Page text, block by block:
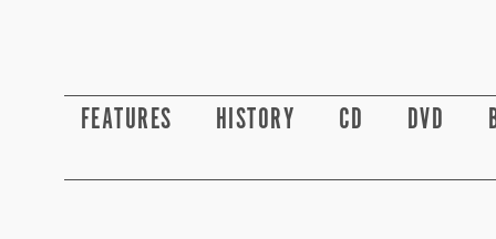
FEATURES HISTORY CD DVD